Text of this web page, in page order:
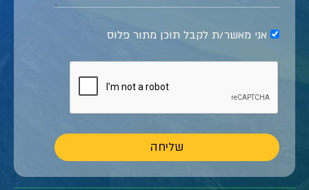
אני מאשר/ת לקבל תוכן מתור פלוס
שליחה